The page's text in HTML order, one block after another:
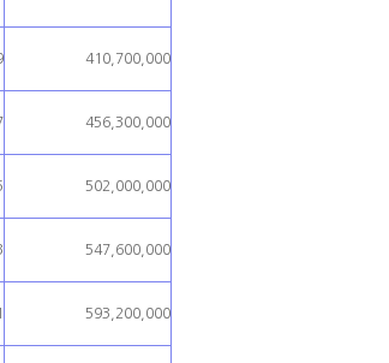
410,700,000
456,300,000
502,000,000
547,600,000
593,200,000